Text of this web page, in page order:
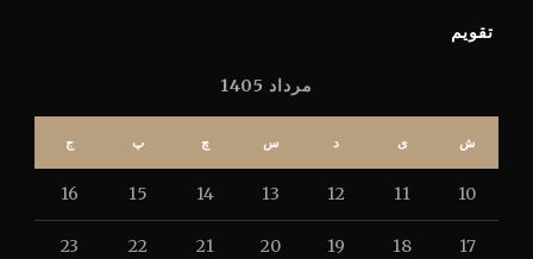
تقویم
مرداد 1405
ش ی د س چ پ ج
10
11
12
13
14
15
16
17
18
19
20
21
22
23